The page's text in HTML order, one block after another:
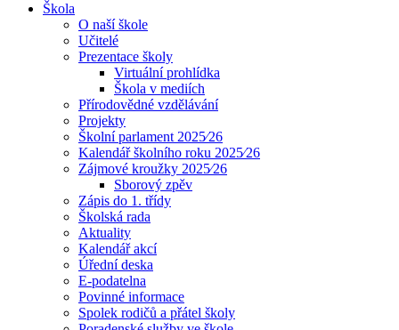
Škola
O naší škole
Učitelé
Prezentace školy
Virtuální prohlídka
Škola v mediích
Přírodovědné vzdělávání
Projekty
Školní parlament 2025⁄26
Kalendář školního roku 2025⁄26
Zájmové kroužky 2025⁄26
Sborový zpěv
Zápis do 1. třídy
Školská rada
Aktuality
Kalendář akcí
Úřední deska
E-podatelna
Povinné informace
Spolek rodičů a přátel školy